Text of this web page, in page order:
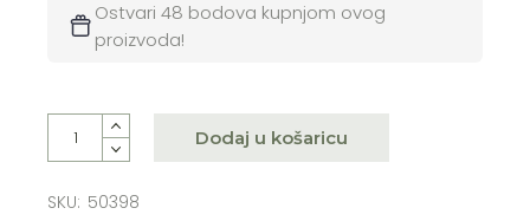
Ostvari 48 bodova kupnjom ovog
proizvoda!
Dodaj u košaricu
SKU: 50398